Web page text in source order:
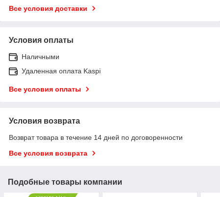
Все условия доставки
Условия оплаты
Наличными
Удаленная оплата Kaspi
Все условия оплаты
Условия возврата
Возврат товара в течение 14 дней по договоренности
Все условия возврата
Подобные товары компании